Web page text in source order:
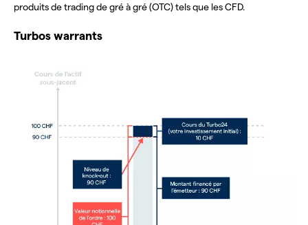
produits de trading de gré à gré (OTC) tels que les CFD.
Turbos warrants